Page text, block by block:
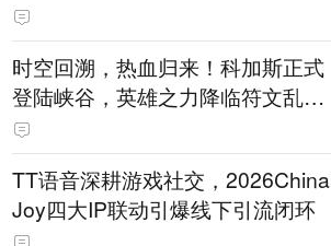
时空回溯，热血归来！科加斯正式
登陆峡谷，英雄之力降临符文乱
斗！
TT语音深耕游戏社交，2026China
Joy四大IP联动引爆线下引流闭环